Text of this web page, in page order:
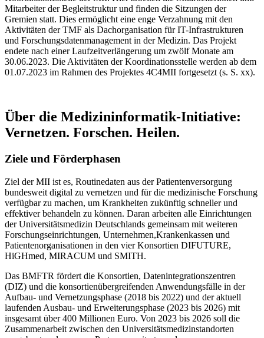
Mitarbeiter der Begleitstruktur und finden die Sitzungen der
Gremien statt. Dies ermöglicht eine enge Verzahnung mit den
Aktivitäten der TMF als Dachorganisation für IT-Infrastrukturen
und Forschungs­daten­management in der Medizin. Das Projekt
endete nach einer Lauf­zeit­verlängerung um zwölf Monate am
30.06.2023. Die Aktivitäten der Koordinationsstelle werden ab dem
01.07.2023 im Rahmen des Projektes 4C4MII fortgesetzt (s. S. xx).
Über die Medizin­informatik-Initiative:
Vernetzen. Forschen. Heilen.
Ziele und Förderphasen
Ziel der MII ist es, Routinedaten aus der Patientenversorgung
bundesweit digital zu vernetzen und für die medizinische Forschung
verfügbar zu machen, um Krankheiten zukünftig schneller und
effektiver behandeln zu können. Daran arbeiten alle Einrichtungen
der Universitätsmedizin Deutschlands gemeinsam mit weiteren
Forschungseinrichtungen, Unternehmen,Krankenkassen und
Patientenorganisationen in den vier Konsortien DIFUTURE,
HiGHmed, MIRACUM und SMITH.
Das BMFTR fördert die Konsortien, Datenintegrationszentren
(DIZ) und die konsortienübergreifenden Anwendungsfälle in der
Aufbau- und Vernetzungsphase (2018 bis 2022) und der aktuell
laufenden Ausbau- und Erweiterungsphase (2023 bis 2026) mit
insgesamt über 400 Millionen Euro. Von 2023 bis 2026 soll die
Zusammenarbeit zwischen den Universitätsmedizinstandorten